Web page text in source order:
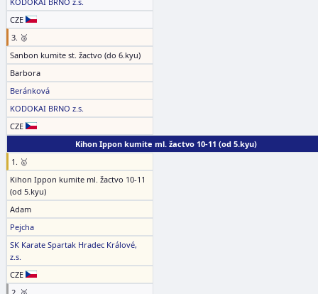
CZE
3. 🥉
Sanbon kumite st. žactvo (do 6.kyu)
Barbora
Beránková
KODOKAI BRNO z.s.
CZE
Kihon Ippon kumite ml. žactvo 10-11 (od 5.kyu)
1. 🥇
Kihon Ippon kumite ml. žactvo 10-11
(od 5.kyu)
Adam
Pejcha
SK Karate Spartak Hradec Králové,
z.s.
CZE